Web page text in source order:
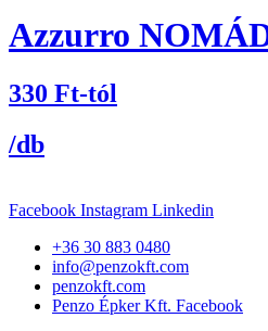
Azzurro
330 Ft-tól
/db
Facebook Instagram Linkedin
+36 30 883 0480
info@penzokft.com
penzokft.com
Penzo Épker Kft. Facebook